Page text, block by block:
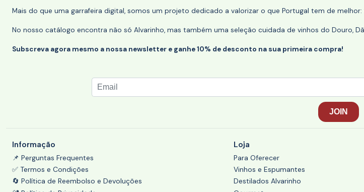
Mais do que uma garrafeira digital, somos um projeto dedicado a valorizar o que Portugal tem de
No nosso catálogo encontra não só Alvarinho, mas também uma seleção cuidada de vinhos do Douro,
Subscreva agora mesmo a nossa newsletter e ganhe 10% de desconto na sua primeira compra!
Informação
📌 Perguntas Frequentes
✅ Termos e Condições
🔄 Política de Reembolso e Devoluções
Loja
Para Oferecer
Vinhos e Espumantes
Destilados Alvarinho